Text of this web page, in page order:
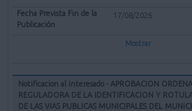
17/08/2026
Mostrar
Notificacion al interesado - APROBACION
REGULADORA DE LA IDENTIFICACION Y
DE LAS VIAS PUBLICAS MUNICIPALES DEL